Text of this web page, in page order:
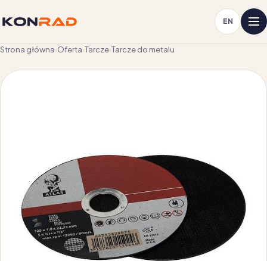
EN
Strona główna›Oferta›Tarcze›Tarcze do metalu